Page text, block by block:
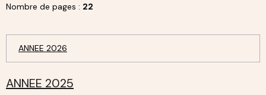
Nombre de pages : 22
ANNEE 2026
ANNEE 2025